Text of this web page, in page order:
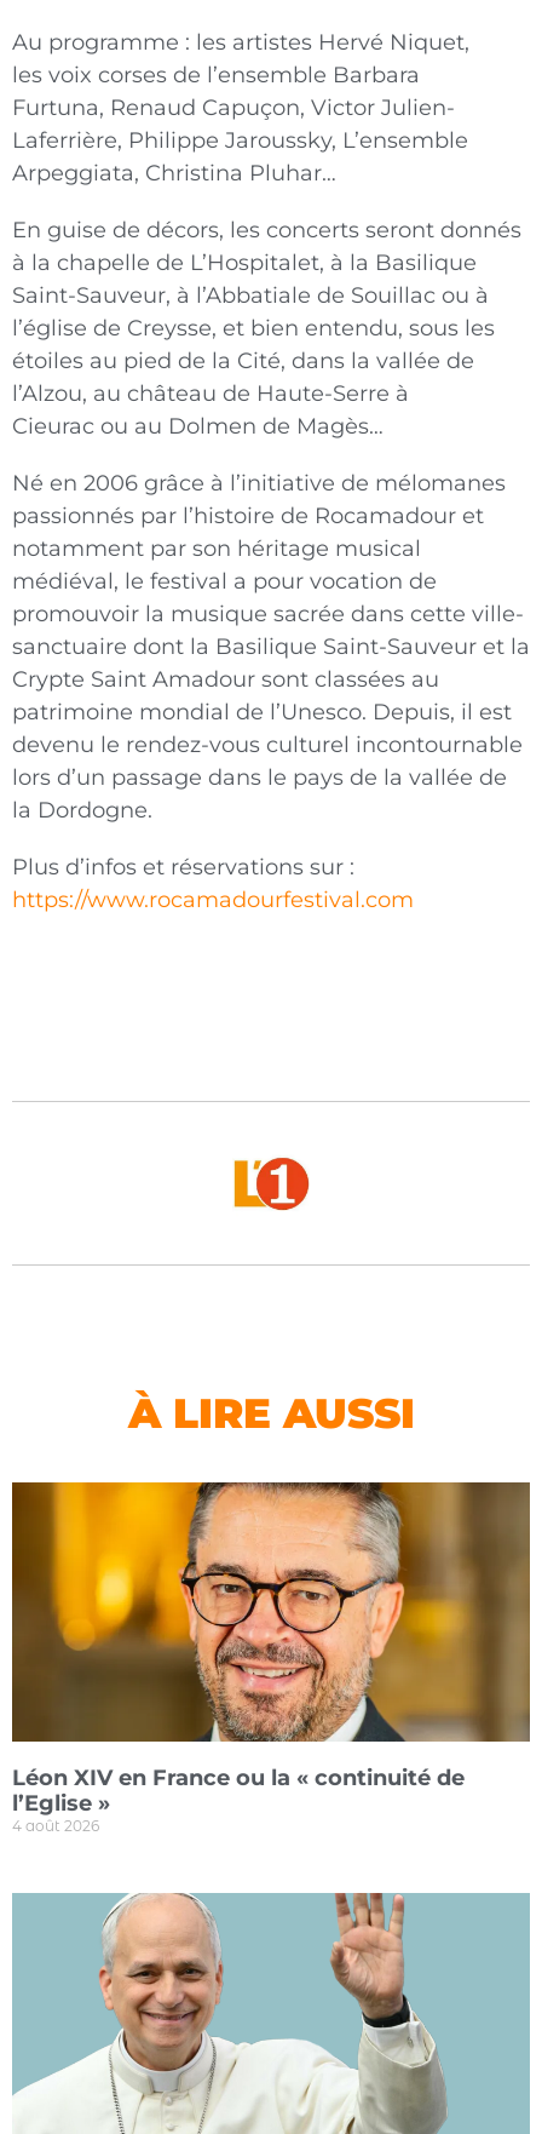
Au programme : les artistes Hervé Niquet,
les voix corses de l’ensemble Barbara
Furtuna, Renaud Capuçon, Victor Julien-
Laferrière, Philippe Jaroussky, L’ensemble
Arpeggiata, Christina Pluhar…
En guise de décors, les concerts seront donnés
à la chapelle de L’Hospitalet, à la Basilique
Saint-Sauveur, à l’Abbatiale de Souillac ou à
l’église de Creysse, et bien entendu, sous les
étoiles au pied de la Cité, dans la vallée de
l’Alzou, au château de Haute-Serre à
Cieurac ou au Dolmen de Magès…
Né en 2006 grâce à l’initiative de mélomanes
passionnés par l’histoire de Rocamadour et
notamment par son héritage musical
médiéval, le festival a pour vocation de
promouvoir la musique sacrée dans cette ville-
sanctuaire dont la Basilique Saint-Sauveur et la
Crypte Saint Amadour sont classées au
patrimoine mondial de l’Unesco. Depuis, il est
devenu le rendez-vous culturel incontournable
lors d’un passage dans le pays de la vallée de
la Dordogne.
Plus d’infos et réservations sur :
https://www.rocamadourfestival.com
À LIRE AUSSI
Léon XIV en France ou la « continuité de
l’Eglise »
4 août 2026